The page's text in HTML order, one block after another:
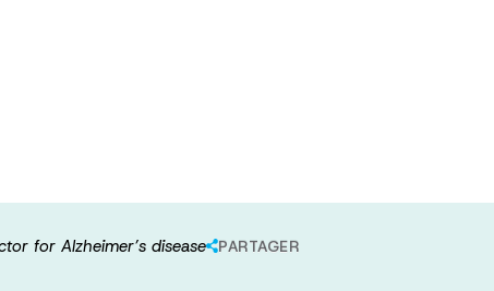
stress as a
for Alzheimer’s disease PARTAGER